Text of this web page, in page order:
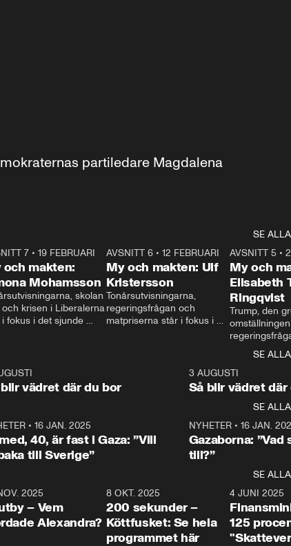
partiledare Magdalena
SE ALLA
24:30
7• 19 FEBRUARI
och makten:
Mohamsson
skolan
krisen i Liberalerna
fokus i det sjunde
My
ställer
och
till svars.
27:30
AVSNITT 6 •12 FEBRUARI
My och makten: Ulf
Kristersson
Tonårsutvisningarna,
regeringsfrågan och
matpriserna står i fokus i
Rohwedder ställer
statsminister Ulf Kristersson
AVSNITT 5 •
My och
Elisabeth
Ringqvist
Trump, den
centrum i
avsnittet av
Makten”. Se
Aftonbladets
Rohwedder
Thand Ring
SE ALLA
vädret där du bor
3 AUGUSTI
Så blir vädret där
SE ALLA
• 16 JAN. 2025
40, är fast i Gaza: ”Vill
till Sverige”
NYHETER• 16 JAN.
Gazaborna:
till?”
SE ALLA
31:05
2025
– Vem
Alexandra?
4:29
8 OKT. 2025
200 sekunder –
Köttfusket: Se hela
programmet här
4 JUNI 2025
125